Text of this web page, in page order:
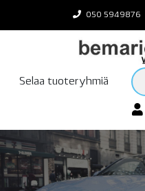
content
050 5949876
Selaa tuoteryhmiä